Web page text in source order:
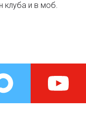
клуба и в моб.